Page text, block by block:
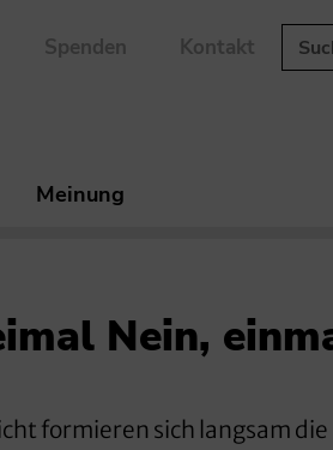
Spenden Kontakt
Meinung
Nein,
formieren sich langsam die